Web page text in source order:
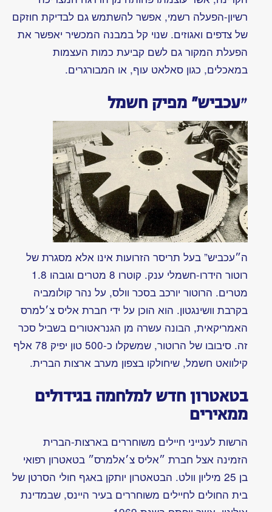
הגדול
לפרט
או
למין?
הפשע